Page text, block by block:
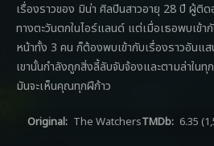
เรื่องราวของ มิน่า ศิลปินสาวอายุ 28 ปี ผู้ติ
ทางตะวันตกในไอร์แลนด์ แต่เมื่อเธอพบเข้
หน้าทั้ง 3 คน ก็ต้องพบเข้ากับเรื่องราวอันแ
เขานั้นกำลังถูกสิ่งลี้ลับจับจ้องและตามล่าใ
มันจะเห็นคุณทุกฝีก้าว
Original: The WatchersTMDb: 6.35